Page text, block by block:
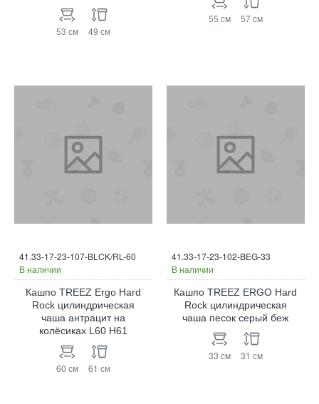
53 см 49 см
55 см 57 см
41.33-17-23-107-BLCK/RL-60
В наличии
Кашпо TREEZ Ergo Hard
Rock цилиндрическая
чаша антрацит на
колёсиках L60 H61
60 см 61 см
41.33-17-23-102-BEG-33
В наличии
Кашпо TREEZ ERGO Hard
Rock цилиндрическая
чаша песок серый беж
33 см 31 см